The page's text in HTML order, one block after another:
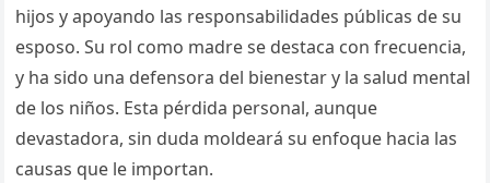
hijos y apoyando las responsabilidades públicas de su
esposo. Su rol como madre se destaca con frecuencia,
y ha sido una defensora del bienestar y la salud mental
de los niños. Esta pérdida personal, aunque
devastadora, sin duda moldeará su enfoque hacia las
causas que le importan.